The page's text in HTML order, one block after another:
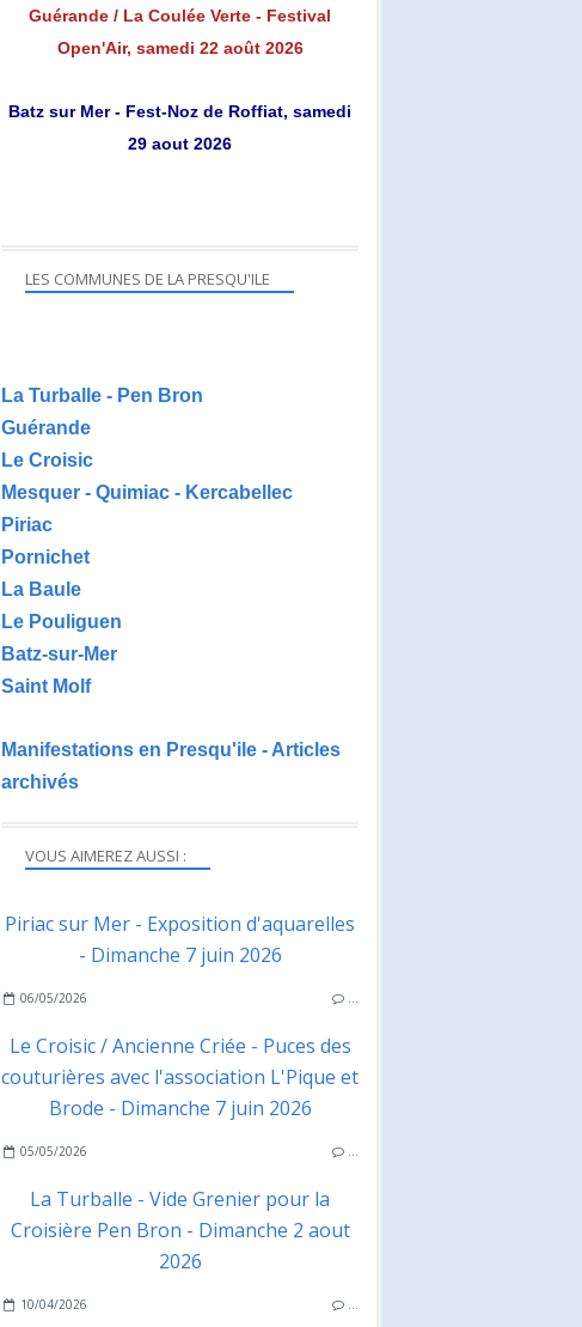
VOUS AIMEREZ AUSSI :
Piriac sur Mer - Exposition d'aquarelles
- Dimanche 7 juin 2026
06/05/2026 …
Le Croisic / Ancienne Criée - Puces des
couturières avec l'association L'Pique et
Brode - Dimanche 7 juin 2026
05/05/2026 …
La Turballe - Vide Grenier pour la
Croisière Pen Bron - Dimanche 2 aout
2026
10/04/2026 …
Guérande / La Coulée Verte - Festival
Open'Air, samedi 22 août 2026
Batz sur Mer - Fest-Noz de Roffiat, samedi
29 aout 2026
LES COMMUNES DE LA PRESQU'ILE
La Turballe - Pen Bron
Guérande
Le Croisic
Mesquer - Quimiac - Kercabellec
Piriac
Pornichet
La Baule
Le Pouliguen
Batz-sur-Mer
Saint Molf
Manifestations en Presqu'ile - Articles
archivés